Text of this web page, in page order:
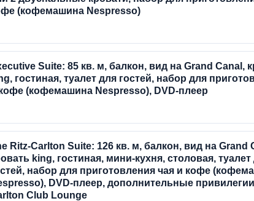
(кофемашина Nespresso)
Suite: 85 кв. м, балкон, вид на Grand Canal,
гостиная, туалет для гостей, набор для
(кофемашина Nespresso), DVD-плеер
Ritz-Carlton Suite: 126 кв. м, балкон, вид на Grand
king, гостиная, мини-кухня, столовая, туалет
набор для приготовления чая и кофе
DVD-плеер, дополнительные
Club Lounge